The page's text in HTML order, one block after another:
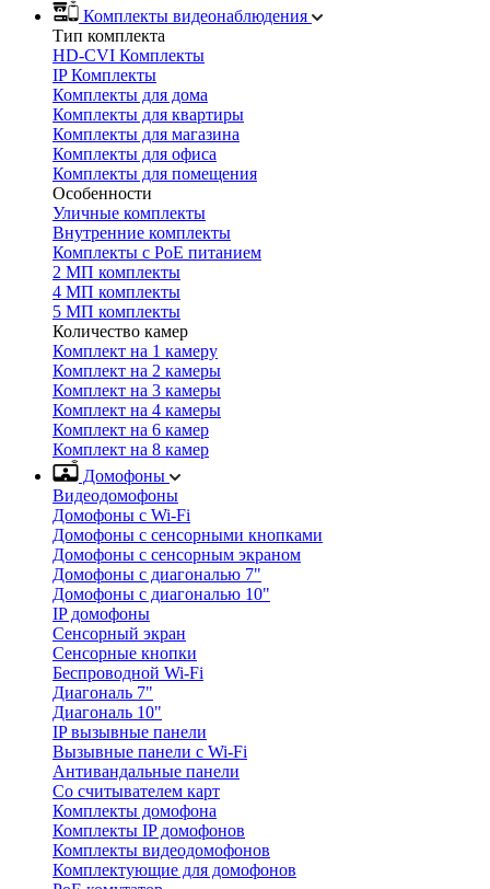
Комплекты видеонаблюдения
Тип комплекта
HD-CVI Комплекты
IP Комплекты
Комплекты для дома
Комплекты для квартиры
Комплекты для магазина
Комплекты для офиса
Комплекты для помещения
Особенности
Уличные комплекты
Внутренние комплекты
Комплекты с PoE питанием
2 МП комплекты
4 МП комплекты
5 МП комплекты
Количество камер
Комплект на 1 камеру
Комплект на 2 камеры
Комплект на 3 камеры
Комплект на 4 камеры
Комплект на 6 камер
Комплект на 8 камер
Домофоны
Видеодомофоны
Домофоны с Wi-Fi
Домофоны с сенсорными кнопками
Домофоны с сенсорным экраном
Домофоны с диагональю 7"
Домофоны с диагональю 10"
IP домофоны
Сенсорный экран
Сенсорные кнопки
Беспроводной Wi-Fi
Диагональ 7"
Диагональ 10"
IP вызывные панели
Вызывные панели с Wi-Fi
Антивандальные панели
Со считывателем карт
Комплекты домофона
Комплекты IP домофонов
Комплекты видеодомофонов
Комплектующие для домофонов